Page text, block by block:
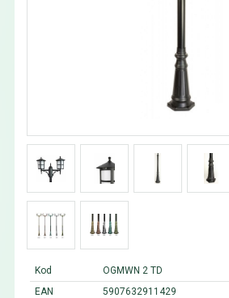
Kod
OGMWN 2 TD
EAN
5907632911429